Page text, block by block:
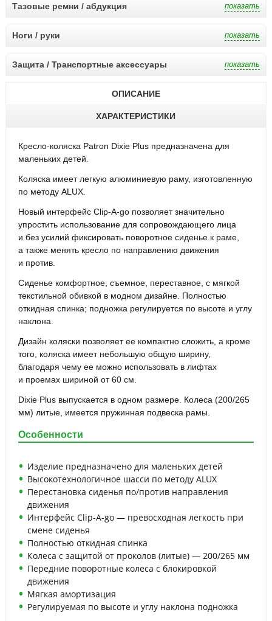
Тазовые ремни / абдукция
Ноги / руки
Защита / Транспортные аксессуары
ОПИСАНИЕ
ХАРАКТЕРИСТИКИ
Кресло-коляска Patron Dixie Plus предназначена для
маленьких детей.
Коляска имеет легкую алюминиевую раму, изготовленную
по методу ALUX.
Новый интерфейс Clip-A-go позволяет значительно
упростить использование для сопровождающего лица
и без усилий фиксировать поворотное сиденье к раме,
а также менять кресло по направлению движения
и против.
Сиденье комфортное, съемное, переставное, с мягкой
текстильной обивкой в модном дизайне. Полностью
откидная спинка; подножка регулируется по высоте и углу
наклона.
Дизайн коляски позволяет ее компактно сложить, а кроме
того, коляска имеет небольшую общую ширину,
благодаря чему ее можно использовать в лифтах
и проемах шириной от 60 см.
Dixie Plusвыпускается в одном размере. Колеса (200/265
мм) литые, имеется пружинная подвеска рамы.
Особенности
Изделие предназначено для маленьких детей
Высокотехнологичное шасси по методу ALUX
Перестановка сиденья по/против направления
движения
Интерфейс Clip-A-go — превосходная легкость при
смене сиденья
Полностью откидная спинка
Колеса с защитой от проколов (литые) — 200/265 мм
Передние поворотные колеса с блокировкой
движения
Мягкая амортизация
Регулируемая по высоте и углу наклона подножка